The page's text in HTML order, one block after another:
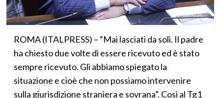
ROMA (ITALPRESS) – “Mai lasciati da soli. Il padre
ha chiesto due volte di essere ricevuto ed è stato
sempre ricevuto. Gli abbiamo spiegato la
situazione e cioè che non possiamo intervenire
sulla giurisdizione straniera e sovrana”. Così al Tg1